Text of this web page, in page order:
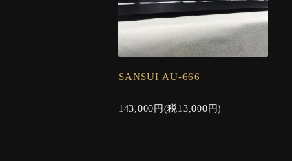
SANSUI AU-666
143,000円(税13,000円)